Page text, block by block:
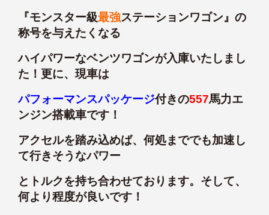
『モンスター級最強ステーションワゴン』の
称号を与えたくなる
ハイパワーなベンツワゴンが入庫いたしまし
た！更に、現車は
パフォーマンスパッケージ付きの557馬力エ
ンジン搭載車です！
アクセルを踏み込めば、何処まででも加速し
て行きそうなパワー
とトルクを持ち合わせております。そして、
何より程度が良いです！